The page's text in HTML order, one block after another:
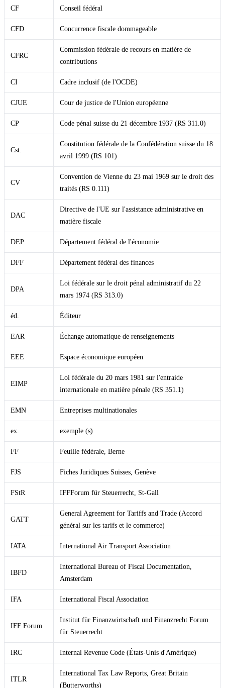
CF Conseil fédéral
CFD Concurrence fiscale dommageable
CFRC
Commission fédérale de recours en matière de
contributions
CI Cadre inclusif (de l'OCDE)
CJUE Cour de justice de l'Union européenne
CP Code pénal suisse du 21 décembre 1937 (RS 311.0)
Cst.
Constitution fédérale de la Confédération suisse du 18
avril 1999 (RS 101)
CV
Convention de Vienne du 23 mai 1969 sur le droit des
traités (RS 0.111)
DAC
Directive de l'UE sur l'assistance administrative en
matière fiscale
DEP Département fédéral de l'économie
DFF Département fédéral des finances
DPA
Loi fédérale sur le droit pénal administratif du 22
mars 1974 (RS 313.0)
éd. Éditeur
EAR Échange automatique de renseignements
EEE Espace économique européen
EIMP
Loi fédérale du 20 mars 1981 sur l'entraide
internationale en matière pénale (RS 351.1)
EMN Entreprises multinationales
ex. exemple (s)
FF Feuille fédérale, Berne
FJS Fiches Juridiques Suisses, Genève
FStR IFFForum für Steuerrecht, St-Gall
GATT
General Agreement for Tariffs and Trade (Accord
général sur les tarifs et le commerce)
IATA International Air Transport Association
IBFD
International Bureau of Fiscal Documentation,
Amsterdam
IFA International Fiscal Association
IFF Forum
Institut für Finanzwirtschaft und Finanzrecht Forum
für Steuerrecht
IRC Internal Revenue Code (États-Unis d'Amérique)
ITLR
International Tax Law Reports, Great Britain
(Butterworths)